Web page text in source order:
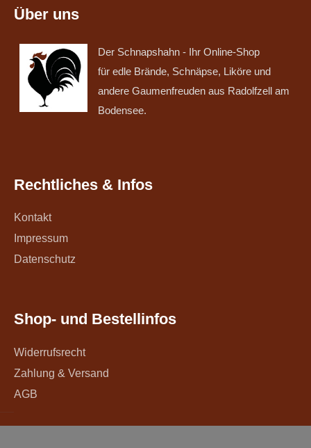
Über uns
Der Schnapshahn - Ihr Online-Shop
für edle Brände, Schnäpse, Liköre und
andere Gaumenfreuden aus Radolfzell am
Bodensee.
Rechtliches & Infos
Kontakt
Impressum
Datenschutz
Shop- und Bestellinfos
Widerrufsrecht
Zahlung & Versand
AGB